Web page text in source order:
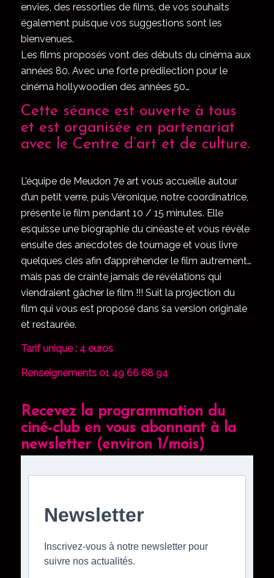
envies, des ressorties de films, de vos souhaits
également puisque vos suggestions sont les
bienvenues.
Les films proposés vont des débuts du cinéma aux
années 80. Avec une forte prédilection pour le
cinéma hollywoodien des années 50…
Cette séance est ouverte à tous
et est organisée en partenariat
avec le Centre d’art et de culture.
L’équipe de Meudon 7e art vous accueille autour
d’un petit verre, puis Véronique, notre coordinatrice,
présente le film pendant 10 / 15 minutes. Elle
esquisse une biographie du cinéaste et vous révèle
ensuite des anecdotes de tournage et vous livre
quelques clés afin d’appréhender le film autrement…
mais pas de crainte jamais de révélations qui
viendraient gâcher le film !!! Suit la projection du
film qui vous est proposé dans sa version originale
et restaurée.
Tarif unique : 4 euros
Renseignements 01 49 66 68 94
Recevez la programmation du
ciné-club en vous abonnant à la
newsletter (environ 1/mois)
Newsletter
Inscrivez-vous à notre newsletter pour
suivre nos actualités.